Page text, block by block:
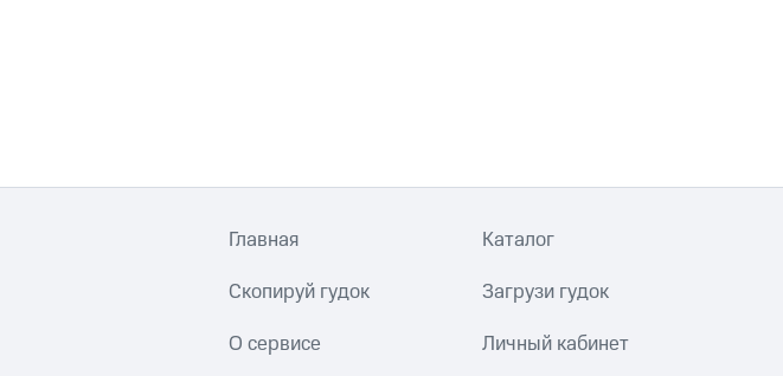
Главная Каталог
Скопируй гудок Загрузи гудок
О сервисе Личный кабинет